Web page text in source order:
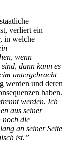
verliert ein
in welche
wenn
dann kann es
untergebracht
werden und deren
haben.
werden. Ich
aus seiner
noch die
an seiner Seite
ist.”